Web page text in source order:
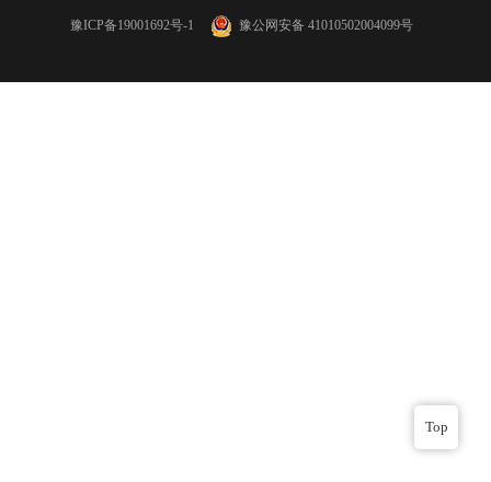
豫ICP备19001692号-1 豫公网安备 41010502004099号
Top